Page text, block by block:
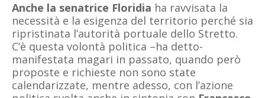
Anche la senatrice Floridia ha ravvisata la
necessità e la esigenza del territorio perché sia
ripristinata l’autorità portuale dello Stretto.
C’è questa volontà politica –ha detto-
manifestata magari in passato, quando però
proposte e richieste non sono state
calendarizzate, mentre adesso, con l’azione